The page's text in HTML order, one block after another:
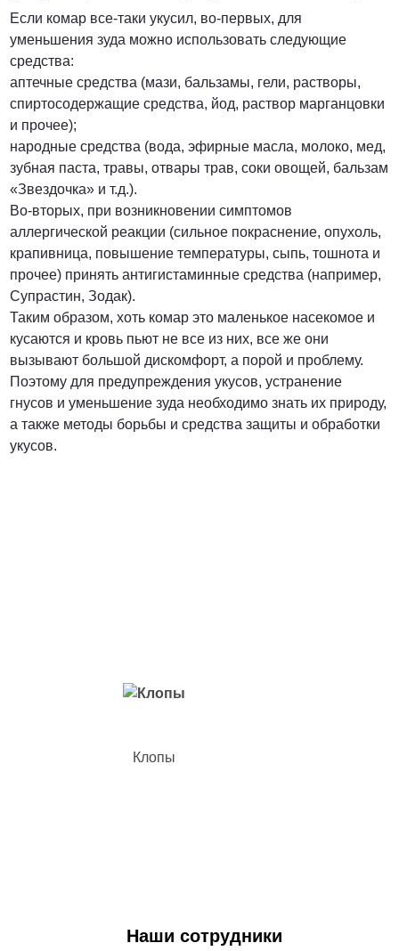
Если комар все-таки укусил, во-первых, для
уменьшения зуда можно использовать следующие
средства:
аптечные средства (мази, бальзамы, гели, растворы,
спиртосодержащие средства, йод, раствор марганцовки
и прочее);
народные средства (вода, эфирные масла, молоко, мед,
зубная паста, травы, отвары трав, соки овощей, бальзам
«Звездочка» и т.д.).
Во-вторых, при возникновении симптомов
аллергической реакции (сильное покраснение, опухоль,
крапивница, повышение температуры, сыпь, тошнота и
прочее) принять антигистаминные средства (например,
Супрастин, Зодак).
Таким образом, хоть комар это маленькое насекомое и
кусаются и кровь пьют не все из них, все же они
вызывают большой дискомфорт, а порой и проблему.
Поэтому для предупреждения укусов, устранение
гнусов и уменьшение зуда необходимо знать их природу,
а также методы борьбы и средства защиты и обработки
укусов.
Клопы
Наши сотрудники